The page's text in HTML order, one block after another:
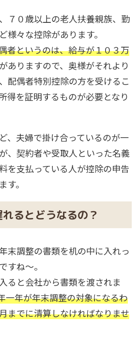
７０歳以上の老人扶養親族、勤
様々な控除があります。
者というのは、給与が１０３万
がありますので、奥様がそれより
配偶者特別控除の方を受けるこ
得を証明するものが必要となり
、夫婦で掛け合っているのが一
、契約者や受取人といった名義
を支払っている人が控除の申告
す。
るとどうなるの？
末調整の書類を机の中に入れっ
すね～。
ると会社から書類を渡されま
一年が年末調整の対象になるわ
までに清算しなければなりませ